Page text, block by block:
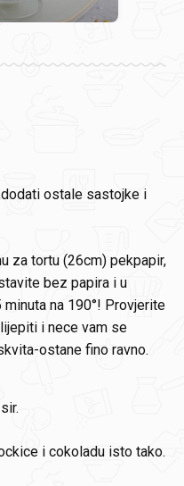
ostale sastojke i
za tortu (26cm) pekpapir,
bez papira i u
na 190°! Provjerite
i nece vam se
ostane fino ravno.
i cokoladu isto tako.